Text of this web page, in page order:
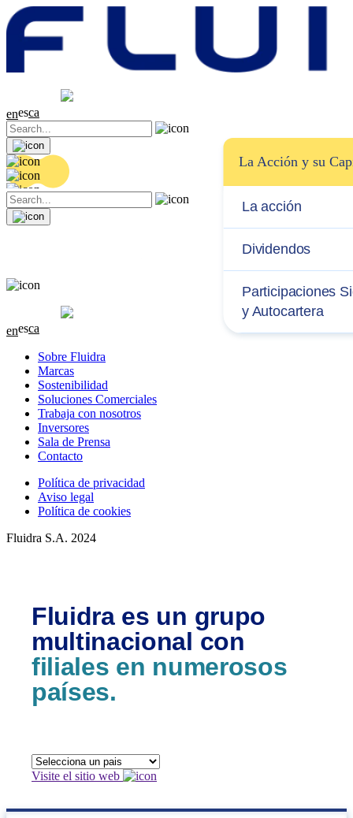
0.04 (+0.2%)
enesca
0.04 (+0.2%)
enesca
Sobre Fluidra
Marcas
Sostenibilidad
Soluciones Comerciales
Trabaja con nosotros
Inversores
Sala de Prensa
Contacto
Política de privacidad
Aviso legal
Política de cookies
Fluidra S.A. 2024
Fluidra es un grupo
multinacional con
filiales en numerosos
países.
Visite el sitio web
La Acción y su
La acción
Dividendos
Participaciones
y Autocartera